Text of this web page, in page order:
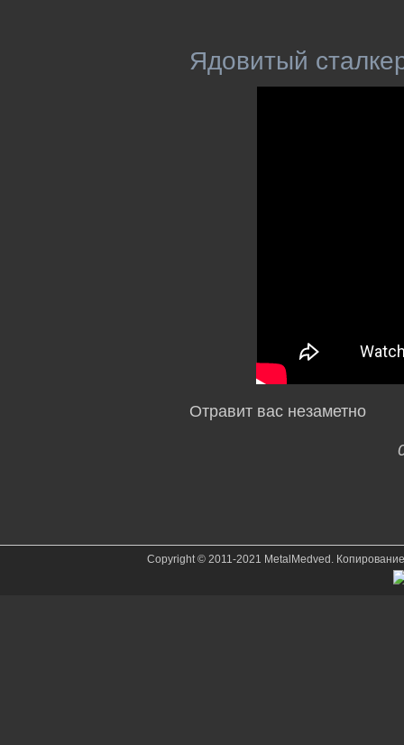
Ядовитый
Отравит вас незаметно
Copyright © 2011-2021 MetalMedved.